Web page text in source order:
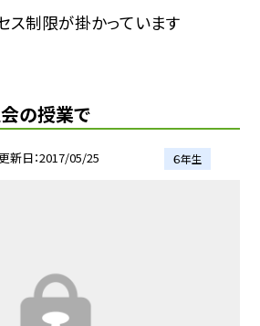
ス制限が掛かっています
の授業で
新日 2017/05/25 ６年生